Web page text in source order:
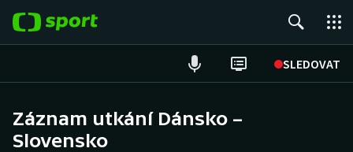
SLEDOVAT
Hokej
Záznam utkání Dánsko –
Slovensko